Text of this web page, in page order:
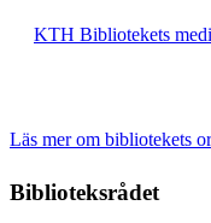
KTH Bibliotekets
Läs mer om bibliotekets
Biblioteksrådet